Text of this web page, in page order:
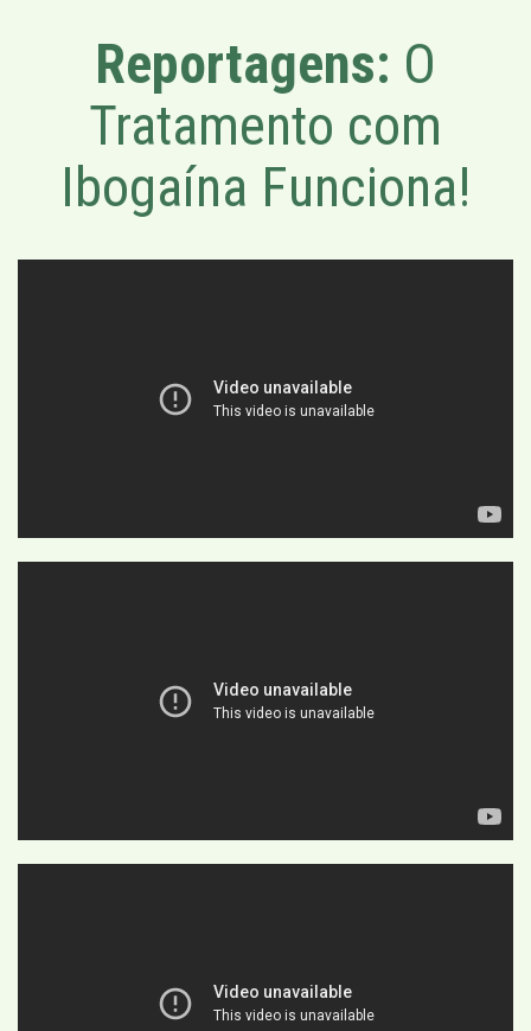
Reportagens: O
Tratamento com
Ibogaína Funciona!